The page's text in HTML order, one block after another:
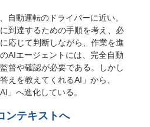
自動運転のドライバーに近い。
到達するための手順を考え、必
応じて判断しながら、作業を進
AIエージェントには、完全自動
督や確認が必要である。しかし
えを教えてくれるAI」から、
」へ進化している。
ンテキストへ